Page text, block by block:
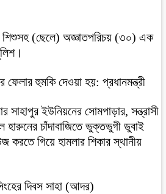
শিশুসহ (ছেলে) অজ্ঞাতপরিচয় (৩০) এক
ফেলার হুমকি দেওয়া হয়: প্রধানমন্ত্রী
সাহাপুর ইউনিয়নের সোমপাড়ার, সন্ত্রাসী
হারুনের চাঁদাবাজিতে ভুক্তভুগী ডুবাই
করতে গিয়ে হামলার শিকার স্থানীয়
দিবস সাহা (আদর)